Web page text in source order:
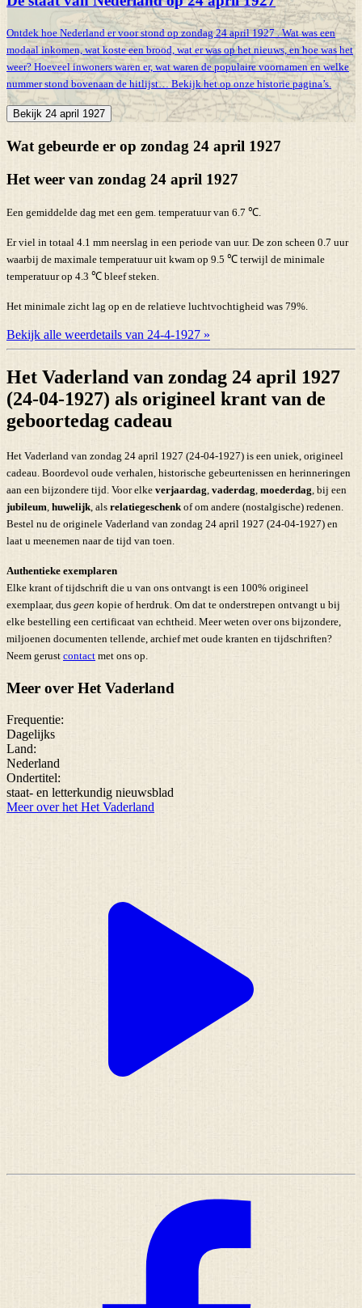
Ontdek hoe Nederland er voor stond op zondag 24 april 1927 . Wat was een
modaal inkomen, wat koste een brood, wat er was op het nieuws, en hoe was het
weer? Hoeveel inwoners waren er, wat waren de populaire voornamen en welke
nummer stond bovenaan de hitlijst… Bekijk het op onze historie pagina’s.
Bekijk 24 april 1927
Wat gebeurde er op zondag 24 april 1927
Het weer van zondag 24 april 1927
Een gemiddelde dag met een gem. temperatuur van 6.7 ℃.
Er viel in totaal 4.1 mm neerslag in een periode van uur. De zon scheen 0.7 uur
waarbij de maximale temperatuur uit kwam op 9.5 ℃ terwijl de minimale
temperatuur op 4.3 ℃ bleef steken.
Het minimale zicht lag op en de relatieve luchtvochtigheid was 79%.
Bekijk alle weerdetails van 24-4-1927 »
Het Vaderland van zondag 24 april 1927
(24-04-1927) als origineel krant van de
geboortedag cadeau
Het Vaderland van zondag 24 april 1927 (24-04-1927) is een uniek, origineel
cadeau. Boordevol oude verhalen, historische gebeurtenissen en herinneringen
aan een bijzondere tijd. Voor elke verjaardag, vaderdag, moederdag, bij een
jubileum, huwelijk, als relatiegeschenkof om andere (nostalgische) redenen.
Bestel nu de originele Vaderland van zondag 24 april 1927 (24-04-1927) en
laat u meenemen naar de tijd van toen.
Authentieke exemplaren
Elke krant of tijdschrift die u van ons ontvangt is een 100% origineel
exemplaar, dus geen kopie of herdruk. Om dat te onderstrepen ontvangt u bij
elke bestelling een certificaat van echtheid. Meer weten over ons bijzondere,
miljoenen documenten tellende, archief met oude kranten en tijdschriften?
Neem gerust contact met ons op.
Meer over Het Vaderland
Frequentie:
Dagelijks
Land:
Nederland
Ondertitel:
staat- en letterkundig nieuwsblad
Meer over het Het Vaderland